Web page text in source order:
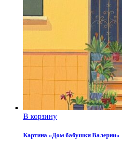
В корзину
Картина «Дом бабушки Валерии»